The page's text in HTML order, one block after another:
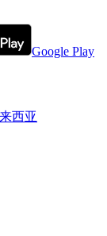
Google Play
西亚